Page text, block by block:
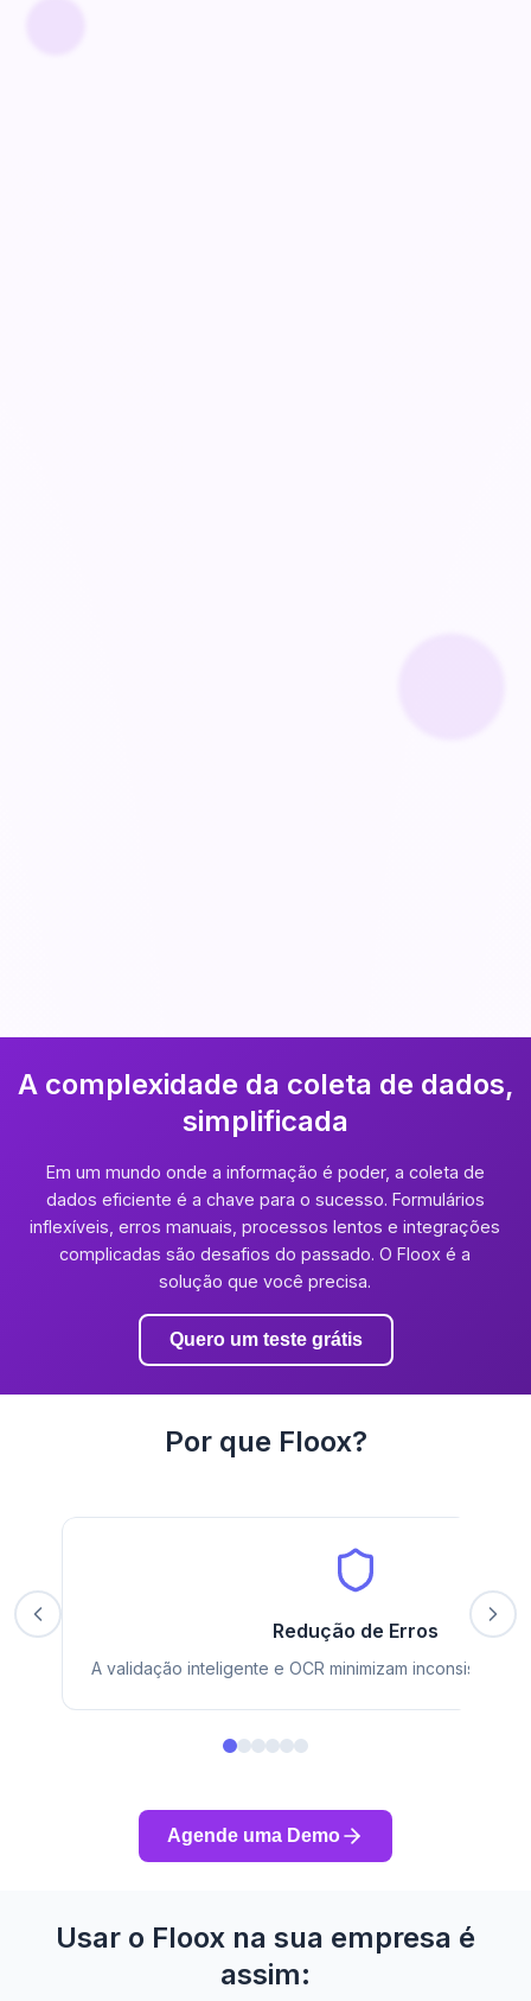
A complexidade da coleta de dados,
simplificada
Em um mundo onde a informação é poder, a coleta de
dados eficiente é a chave para o sucesso. Formulários
inflexíveis, erros manuais, processos lentos e integrações
complicadas são desafios do passado. O Floox é a
solução que você precisa.
Quero um teste grátis
Por que Floox?
Redução de Erros
A validação inteligente e OCR minimizam
Agende uma Demo
Usar o Floox na sua empresa é
assim: